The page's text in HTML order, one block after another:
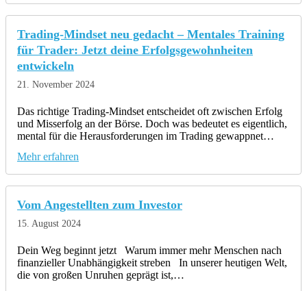
Trading-Mindset neu gedacht – Mentales Training
für Trader: Jetzt deine Erfolgsgewohnheiten
entwickeln
21. November 2024
Das richtige Trading-Mindset entscheidet oft zwischen Erfolg
und Misserfolg an der Börse. Doch was bedeutet es eigentlich,
mental für die Herausforderungen im Trading gewappnet…
Mehr erfahren
Vom Angestellten zum Investor
15. August 2024
Dein Weg beginnt jetzt Warum immer mehr Menschen nach
finanzieller Unabhängigkeit streben In unserer heutigen Welt,
die von großen Unruhen geprägt ist,…